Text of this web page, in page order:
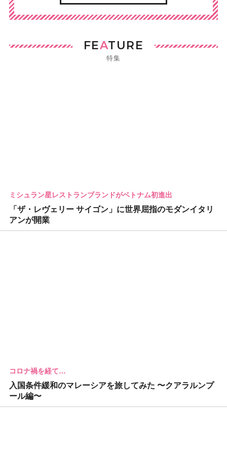
FEATURE
特集
ミシュラン星レストランブランドがベトナム初進出
「ザ・レヴェリー サイゴン」に世界屈指のモダンイタリ
アンが開業
コロナ禍を経て…
入国条件緩和のマレーシアを旅してみた 〜クアラルンプ
ール編〜